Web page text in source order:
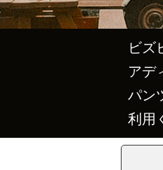
ビズ
アデ
パン
利用